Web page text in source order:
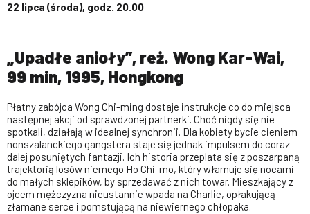
22 lipca (środa), godz. 20.00
„Upadłe anioły”, reż. Wong Kar-Wai,
99 min, 1995, Hongkong
Płatny zabójca Wong Chi-ming dostaje instrukcje co do miejsca
następnej akcji od sprawdzonej partnerki. Choć nigdy się nie
spotkali, działają w idealnej synchronii. Dla kobiety bycie cieniem
nonszalanckiego gangstera staje się jednak impulsem do coraz
dalej posuniętych fantazji. Ich historia przeplata się z poszarpaną
trajektorią losów niemego Ho Chi-mo, który włamuje się nocami
do małych sklepików, by sprzedawać z nich towar. Mieszkający z
ojcem mężczyzna nieustannie wpada na Charlie, opłakującą
złamane serce i pomstującą na niewiernego chłopaka.